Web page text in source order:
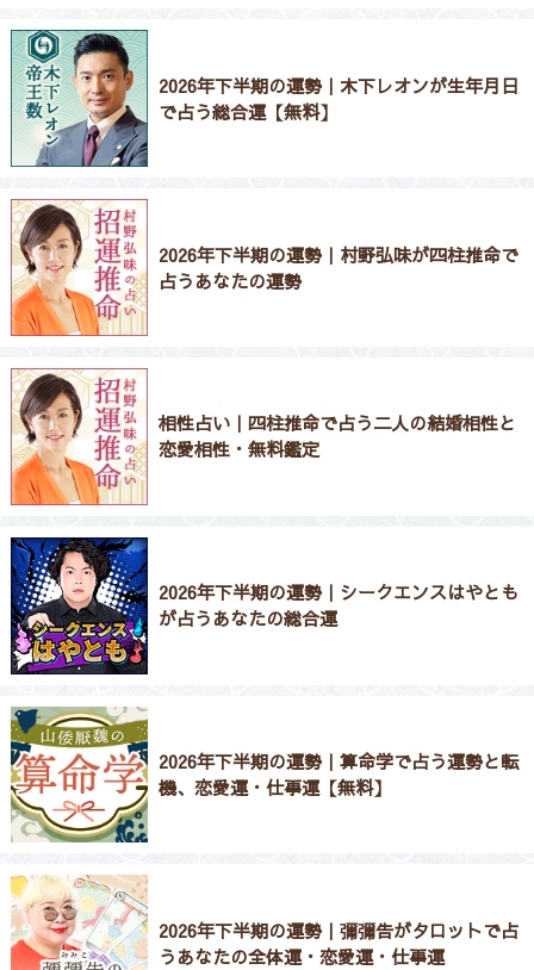
2026年下半期の運勢｜木下レオンが生年月日
で占う総合運【無料】
2026年下半期の運勢｜村野弘味が四柱推命で
占うあなたの運勢
相性占い｜四柱推命で占う二人の結婚相性と
恋愛相性・無料鑑定
2026年下半期の運勢｜シークエンスはやとも
が占うあなたの総合運
2026年下半期の運勢｜算命学で占う運勢と転
機、恋愛運・仕事運【無料】
2026年下半期の運勢｜彌彌告がタロットで占
うあなたの全体運・恋愛運・仕事運